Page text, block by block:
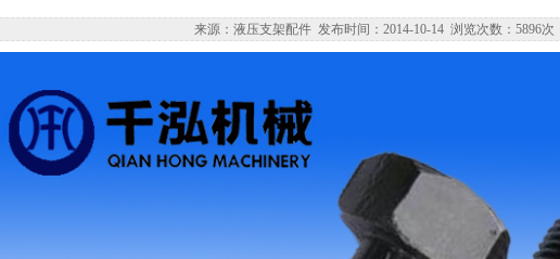
来源：液压支架配件 发布时间：2014-10-14 浏览次数：5896次